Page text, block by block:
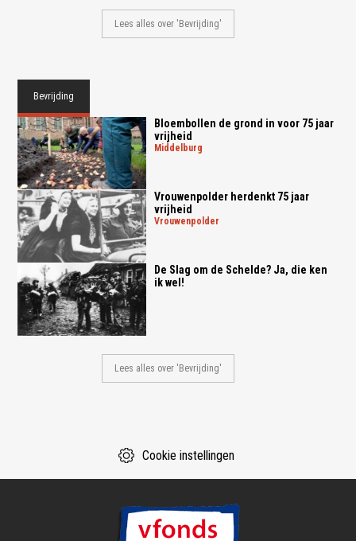
Lees alles over 'Bevrijding'
Bevrijding
Bloembollen de grond in voor 75 jaar
vrijheid
middelburg
Vrouwenpolder herdenkt 75 jaar
vrijheid
vrouwenpolder
De Slag om de Schelde? Ja, die ken
ik wel!
Lees alles over 'Bevrijding'
Cookie instellingen